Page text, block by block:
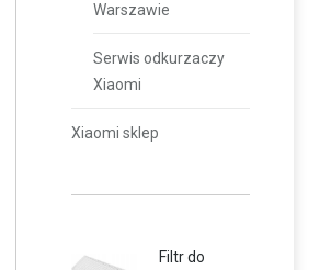
Warszawie
Serwis odkurzaczy
Xiaomi
Xiaomi sklep
Filtr do